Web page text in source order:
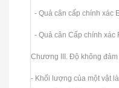
- Quả cân cấp chính xác
- Quả cân Cấp chính xác
Chương III. Độ không
- Khối lượng của một vật